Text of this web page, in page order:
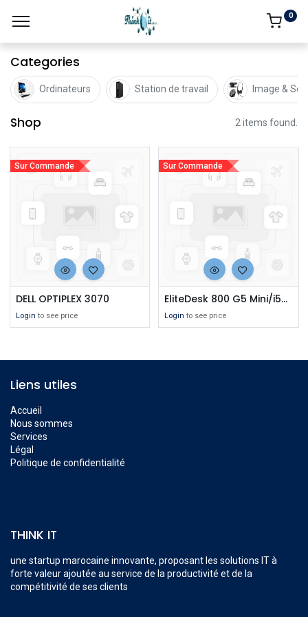
0
Categories
Ordinateurs Station de travail Image & Son
Shop 2 items found.
DELL OPTIPLEX 3070
Login to see price
Sur Commande
EliteDesk 800 G5 Mini/i5-9500T/8GB RAM/256GB SSD/W10P_Grade A
Login to see price
Sur Commande
Liens utiles
Accueil
Nous sommes
Services
Légal
Politique de confidentialité
THINK IT
une startup marocaine innovante, proposant les solutions IT à
forte valeur ajoutée au service de la productivité et de la
compétitivité de ses clients